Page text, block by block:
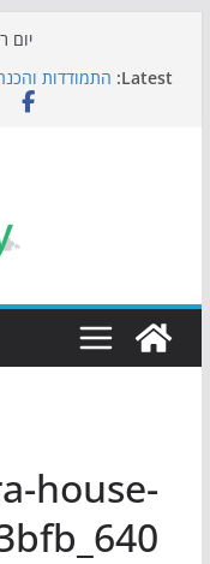
יום
Latest: התמודדות
אי
כדורגל
הקיץ של בני
בטוח בשעות
house-